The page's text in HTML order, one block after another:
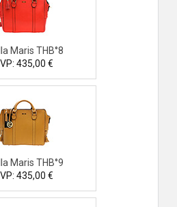
Maris THB°8
435,00 €
Maris THB°9
435,00 €